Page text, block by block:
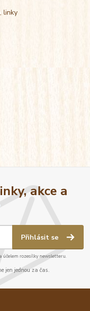
, linky
akce a
Přihlásit se
účelem rozesílky newsletteru.
jen jednou za čas.